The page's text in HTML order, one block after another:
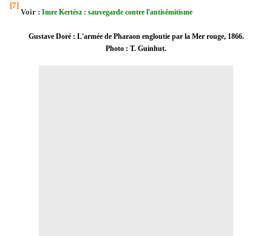
[7]
Voir : Imre Kertész : sauvegarde contre l'antisémitisme
Gustave Doré : L'armée de Pharaon engloutie par la Mer rouge, 1866.
Photo : T. Guinhut.